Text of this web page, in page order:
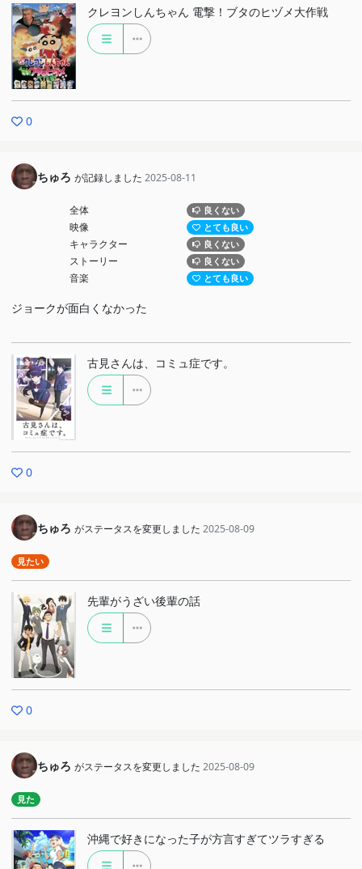
クレヨンしんちゃん 電撃！ブタのヒヅメ大作戦
0
ちゅろ が記録しました 2025-08-11
全体 良くない
映像 とても良い
キャラクター 良くない
ストーリー 良くない
音楽 とても良い
ジョークが面白くなかった
古見さんは、コミュ症です。
0
ちゅろ がステータスを変更しました 2025-08-09
見たい
先輩がうざい後輩の話
0
ちゅろ がステータスを変更しました 2025-08-09
見た
沖縄で好きになった子が方言すぎてツラすぎる